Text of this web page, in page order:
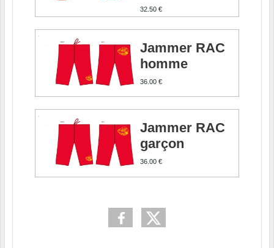
32.50 €
Jammer RAC
homme
36.00 €
Jammer RAC
garçon
36.00 €